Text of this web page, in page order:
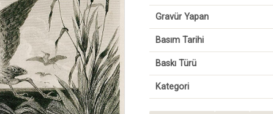
Gravür Yapan
Basım Tarihi
Baskı Türü
Kategori